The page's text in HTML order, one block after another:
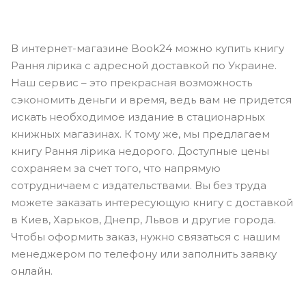
В интернет-магазине Book24 можно купить книгу
Рання лірика с адресной доставкой по Украине.
Наш сервис – это прекрасная возможность
сэкономить деньги и время, ведь вам не придется
искать необходимое издание в стационарных
книжных магазинах. К тому же, мы предлагаем
книгу Рання лірика недорого. Доступные цены
сохраняем за счет того, что напрямую
сотрудничаем с издательствами. Вы без труда
можете заказать интересующую книгу с доставкой
в Киев, Харьков, Днепр, Львов и другие города.
Чтобы оформить заказ, нужно связаться с нашим
менеджером по телефону или заполнить заявку
онлайн.